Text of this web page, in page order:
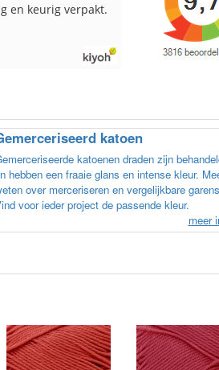
snelgeleverd
Ruime keus
kleuren en
verzonden.
beetje
los in een doos
kleur codes en
elkaar gaan
uitzoeken
welke bol
gram zwart
andere bollen
verschillende
kleuren apart
een sticker
Desondanks
katoen
katoenen draden zijn
hebben een fraaie glans en intense kleur.
over merceriseren en vergelijkbare
voor ieder project de passende kleur.
meer